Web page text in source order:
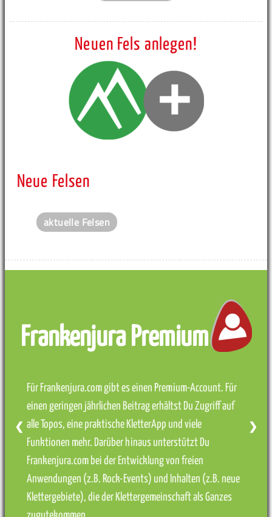
Neuen Fels anlegen!
Neue Felsen
aktuelle Felsen
Frankenjura Premium
Für Frankenjura.com gibt es einen Premium-Account. Für
einen geringen jährlichen Beitrag erhältst Du Zugriff auf
alle Topos, eine praktische KletterApp und viele
Funktionen mehr. Darüber hinaus unterstützt Du
Frankenjura.com bei der Entwicklung von freien
Anwendungen (z.B. Rock-Events) und Inhalten (z.B. neue
Klettergebiete), die der Klettergemeinschaft als Ganzes
❮ ❯